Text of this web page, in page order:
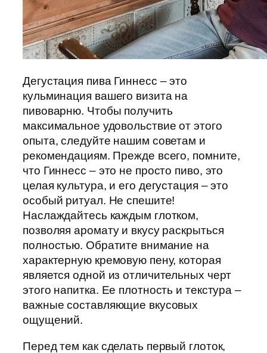
Дегустация пива Гиннесс – это
кульминация вашего визита на
пивоварню. Чтобы получить
максимальное удовольствие от этого
опыта, следуйте нашим советам и
рекомендациям. Прежде всего, помните,
что Гиннесс – это не просто пиво, это
целая культура, и его дегустация – это
особый ритуал. Не спешите!
Наслаждайтесь каждым глотком,
позволяя аромату и вкусу раскрыться
полностью. Обратите внимание на
характерную кремовую пену, которая
является одной из отличительных черт
этого напитка. Ее плотность и текстура –
важные составляющие вкусовых
ощущений.
Перед тем как сделать первый глоток,